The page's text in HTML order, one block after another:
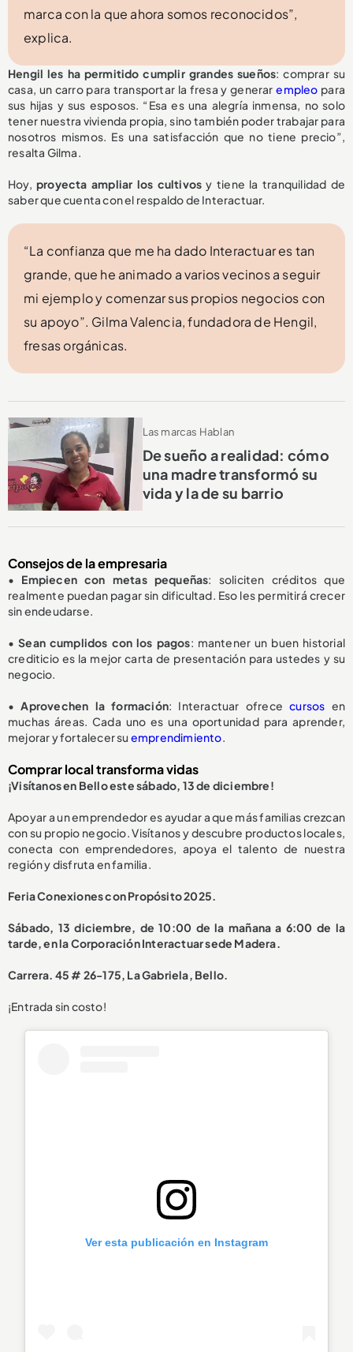
marca con la que ahora somos reconocidos”,
explica.
Hengil les ha permitido cumplir grandes sueños: comprar su
casa, un carro para transportar la fresa y generarempleo para
sus hijas y sus esposos. “Esa es una alegría inmensa, no solo
tener nuestra vivienda propia, sino también poder trabajar para
nosotros mismos. Es una satisfacción que no tiene precio”,
resalta Gilma.
Hoy,proyecta ampliar los cultivos y tiene la tranquilidad de
saber que cuenta con el respaldo de Interactuar.
“La confianza que me ha dado Interactuar es tan
grande, que he animado a varios vecinos a seguir
mi ejemplo y comenzar sus propios negocios con
su apoyo”. Gilma Valencia, fundadora de Hengil,
fresas orgánicas.
Las marcas Hablan
De sueño a realidad: cómo
una madre transformó su
vida y la de su barrio
Consejos de la empresaria
• Empiecen con metas pequeñas: soliciten créditos que
realmente puedan pagar sin dificultad. Eso les permitirá crecer
sin endeudarse.
•Sean cumplidos con los pagos: mantener un buen historial
crediticio es la mejor carta de presentación para ustedes y su
negocio.
•Aprovechen la formación: Interactuar ofrececursos en
muchas áreas. Cada uno es una oportunidad para aprender,
mejorar y fortalecer su emprendimiento.
Comprar local transforma vidas
¡Visítanos en Bello este sábado, 13 de diciembre!
Apoyar a un emprendedor es ayudar a que más familias crezcan
con su propio negocio. Visítanos y descubre productos locales,
conecta con emprendedores, apoya el talento de nuestra
región y disfruta en familia.
Feria Conexiones con Propósito 2025.
Sábado, 13 diciembre, de 10:00 de la mañana a 6:00 de la
tarde, en la Corporación Interactuar sede Madera.
Carrera. 45 # 26-175, La Gabriela, Bello.
¡Entrada sin costo!
Ver esta publicación en Instagram